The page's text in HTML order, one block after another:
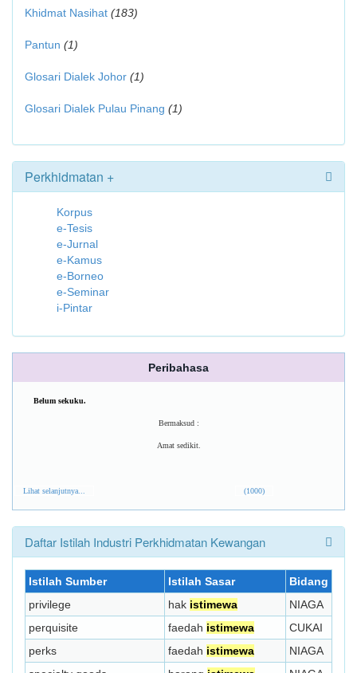
Khidmat Nasihat (183)
Pantun (1)
Glosari Dialek Johor (1)
Glosari Dialek Pulau Pinang (1)
Perkhidmatan +
Korpus
e-Tesis
e-Jurnal
e-Kamus
e-Borneo
e-Seminar
i-Pintar
Peribahasa
Belum sekuku.
Bermaksud :
Amat sedikit.
Lihat selanjutnya... (1000)
Daftar Istilah Industri Perkhidmatan Kewangan
Istilah Sumber Istilah Sasar
Bidang
privilege
hak istimewa
NIAGA
perquisite
faedah istimewa
CUKAI
perks
faedah istimewa
NIAGA